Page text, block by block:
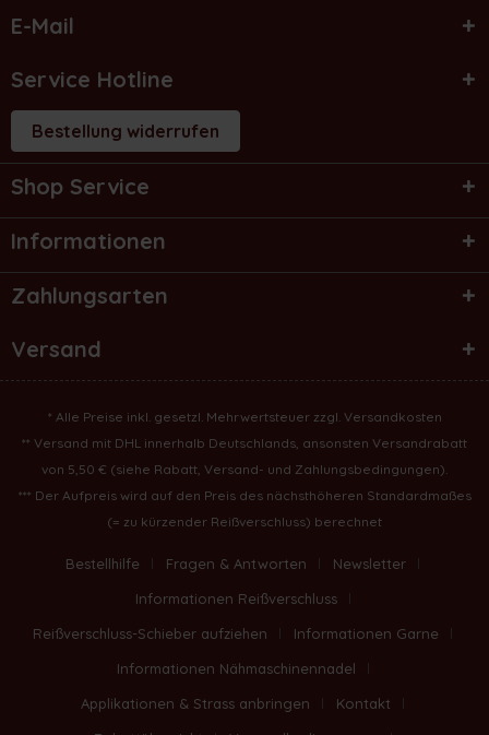
E-Mail
Service Hotline
Bestellung widerrufen
Shop Service
Informationen
Zahlungsarten
Versand
* Alle Preise inkl. gesetzl. Mehrwertsteuer zzgl. Versandkosten
** Versand mit DHL innerhalb Deutschlands, ansonsten Versandrabatt
von 5,50 € (siehe Rabatt, Versand- und Zahlungsbedingungen).
*** Der Aufpreis wird auf den Preis des nächsthöheren Standardmaßes
(= zu kürzender Reißverschluss) berechnet
Bestellhilfe Fragen & Antworten
Newsletter
Informationen Reißverschluss
Reißverschluss-Schieber aufziehen
Informationen Garne
Informationen Nähmaschinennadel
Applikationen & Strass anbringen
Kontakt